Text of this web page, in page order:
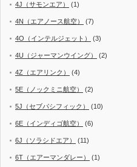
4J（サモンエア） (1)
4N（エアノース航空） (7)
4O（インテルジェット） (3)
4U（ジャーマンウイング） (2)
4Z（エアリンク） (4)
5E（ノックミニ航空） (2)
5J（セブパシフィック） (10)
6E（インディゴ航空） (6)
6J（ソラシドエア） (11)
6T（エアーマンダレー） (1)